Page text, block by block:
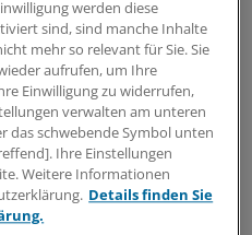
Hitzeschutz auf allen
Kliniken, sagt die
und
Göpfarth. Eine
bleibe Fehlanzeige.
werden diese
sind, sind manche Inhalte
mehr so relevant für Sie. Sie
aufrufen, um Ihre
Einwilligung zu widerrufen,
verwalten am unteren
das schwebende Symbol unten
Ihre Einstellungen
Weitere Informationen
Details finden Sie